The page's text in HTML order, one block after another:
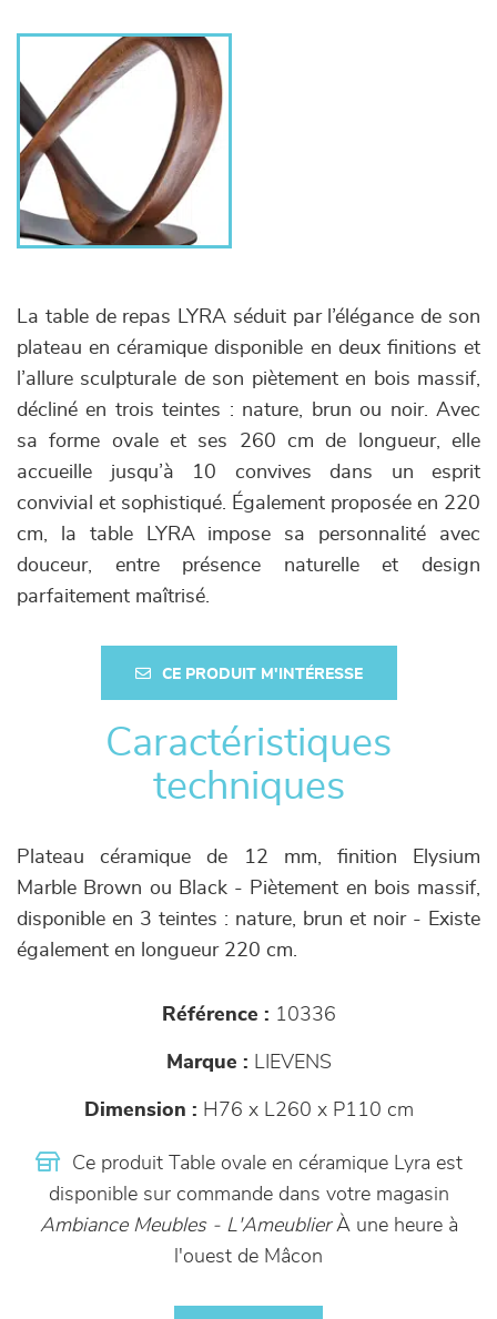
La table de repas LYRA séduit par l’élégance de son
plateau en céramique disponible en deux finitions et
l’allure sculpturale de son piètement en bois massif,
décliné en trois teintes : nature, brun ou noir. Avec
sa forme ovale et ses 260 cm de longueur, elle
accueille jusqu’à 10 convives dans un esprit
convivial et sophistiqué. Également proposée en 220
cm, la table LYRA impose sa personnalité avec
douceur, entre présence naturelle et design
parfaitement maîtrisé.
CE PRODUIT M'INTÉRESSE
Caractéristiques
techniques
Plateau céramique de 12 mm, finition Elysium
Marble Brown ou Black - Piètement en bois massif,
disponible en 3 teintes : nature, brun et noir - Existe
également en longueur 220 cm.
Référence : 10336
Marque : LIEVENS
Dimension : H76 x L260 x P110 cm
Ce produit Table ovale en céramique Lyra est
disponible sur commande dans votre magasin
Ambiance Meubles - L'AmeublierÀ une heure à
l'ouest de Mâcon